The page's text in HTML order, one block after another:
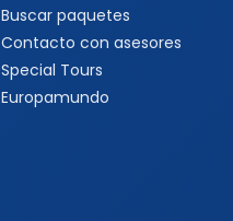
Buscar paquetes
Contacto con asesores
Special Tours
Europamundo